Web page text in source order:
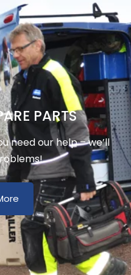
PARTS
need our help – we’ll